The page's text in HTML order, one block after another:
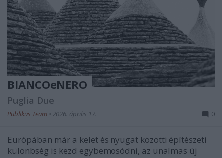
BIANCOeNERO
Puglia Due
Publikus Team • 2026. április 17. 0
Európában már a kelet és nyugat közötti építészeti
különbség is kezd egybemosódni, az unalmas új